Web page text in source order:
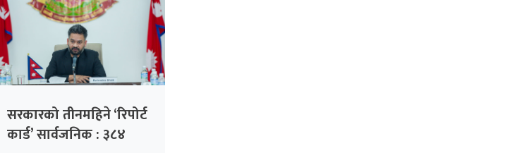
सरकारको तीनमहिने ‘रिपोर्ट
कार्ड’ सार्वजनिक : ३८४